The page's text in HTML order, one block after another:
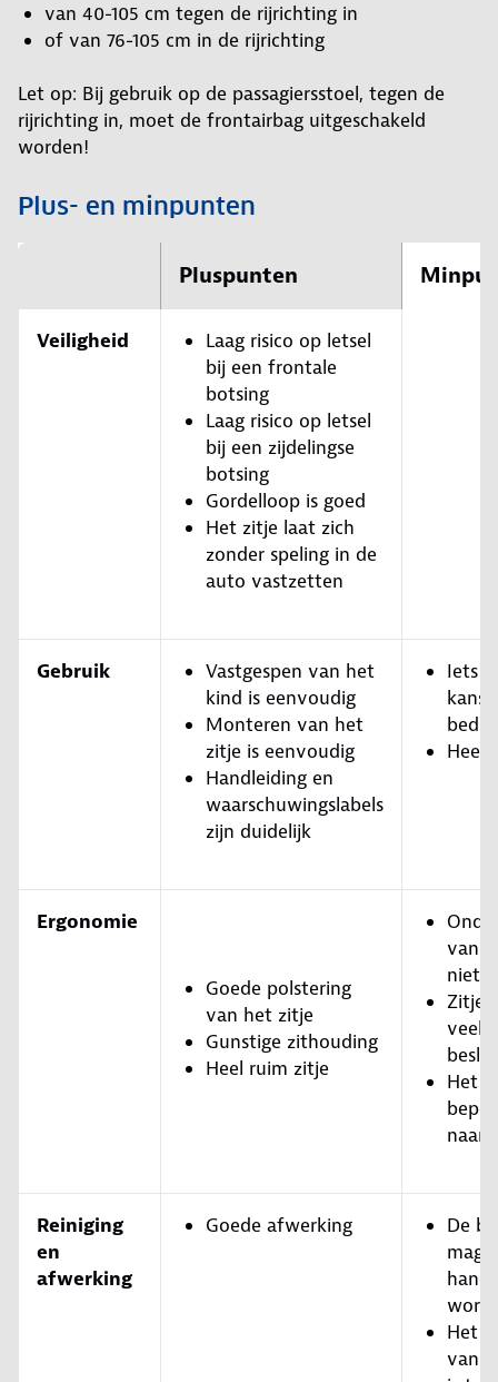
van 40-105 cm tegen de rijrichting in
of van 76-105 cm in de rijrichting
Let op: Bij gebruik op de passagiersstoel, tegen de
rijrichting in, moet de frontairbag uitgeschakeld
worden!
Plus- en minpunten
Pluspunten
Veiligheid
Laag risico op letsel
bij een frontale
botsing
Laag risico op letsel
bij een zijdelingse
botsing
Gordelloop is goed
Het zitje laat zich
zonder speling in de
auto vastzetten
Gebruik
Vastgespen van het
kind is eenvoudig
Monteren van het
zitje is eenvoudig
Handleiding en
waarschuwingslabels
zijn duidelijk
Iets
kans
Heel
Ergonomie
Goede polstering
van het zitje
Gunstige zithouding
Heel ruim zitje
van
niet
Zitje
veel
Het
naar
Reiniging
en
afwerking
Goede afwerking
De
mag
hand
Het
van